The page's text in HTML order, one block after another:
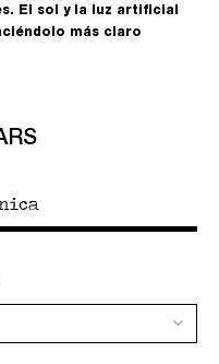
El sol y la luz artificial
más claro